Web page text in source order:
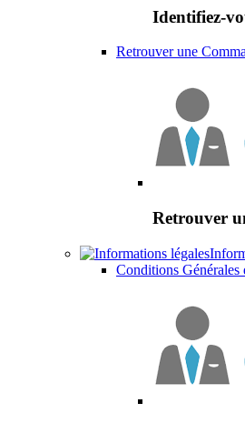
Identifiez-
Retrouver une
Retrouver
Conditions Générales